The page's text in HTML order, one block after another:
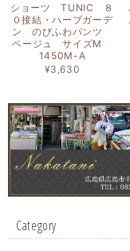
ショーツ TUNIC ８
０接結・ハーブガーデ
ン のびふわパンツ
ベージュ サイズM
1450M-A
¥3,630
Category